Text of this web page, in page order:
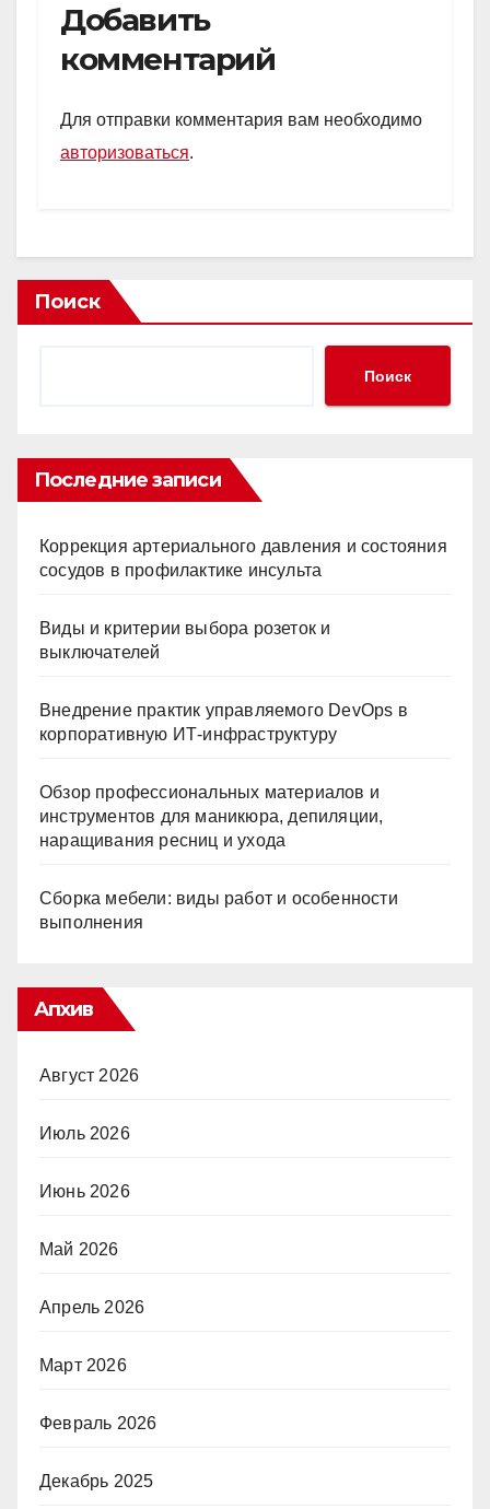
Добавить
комментарий
Для отправки комментария вам необходимо
авторизоваться.
Поиск
Поиск
Последние записи
Коррекция артериального давления и состояния
сосудов в профилактике инсульта
Виды и критерии выбора розеток и
выключателей
Внедрение практик управляемого DevOps в
корпоративную ИТ-инфраструктуру
Обзор профессиональных материалов и
инструментов для маникюра, депиляции,
наращивания ресниц и ухода
Сборка мебели: виды работ и особенности
выполнения
Апхив
Август 2026
Июль 2026
Июнь 2026
Май 2026
Апрель 2026
Март 2026
Февраль 2026
Декабрь 2025